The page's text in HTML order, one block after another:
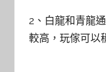
2、白龍和青龍
較高，玩傢可以